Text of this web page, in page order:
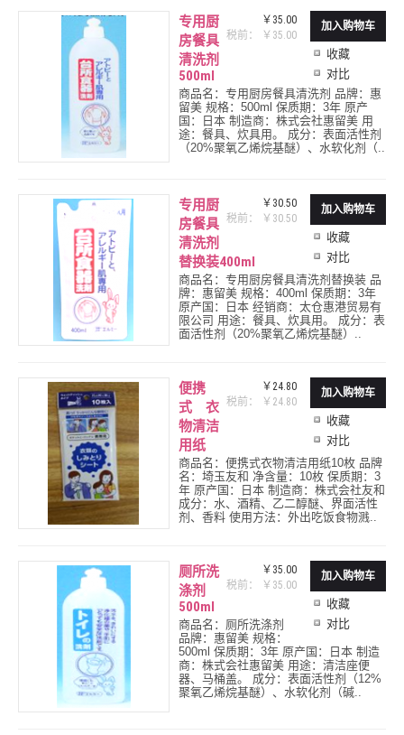
收藏
对比
￥35.00
税前： ￥35.00
专用厨
房餐具
清洗剂
500ml
商品名：专用厨房餐具清洗剂 品牌：惠
留美 规格：500ml 保质期：3年 原产
国：日本 制造商：株式会社惠留美 用
途：餐具、炊具用。 成分：表面活性剂
（20%聚氧乙烯烷基醚）、水软化剂（..
收藏
对比
￥30.50
税前： ￥30.50
专用厨
房餐具
清洗剂
替换装400ml
商品名：专用厨房餐具清洗剂替换装 品
牌：惠留美 规格：400ml 保质期：3年
原产国：日本 经销商：太仓惠港贸易有
限公司 用途：餐具、炊具用。 成分：表
面活性剂（20%聚氧乙烯烷基醚）..
收藏
对比
￥24.80
税前： ￥24.80
便携
式 衣
物清洁
用纸
商品名：便携式衣物清洁用纸10枚 品牌
名：埼玉友和 净含量：10枚 保质期：3
年 原产国：日本 制造商：株式会社友和
成分：水、酒精、乙二醇醚、界面活性
剂、香料 使用方法：外出吃饭食物溅..
收藏
对比
￥35.00
税前： ￥35.00
厕所洗
涤剂
500ml
商品名：厕所洗涤剂
品牌：惠留美 规格：
500ml 保质期：3年 原产国：日本 制造
商：株式会社惠留美 用途：清洁座便
器、马桶盖。 成分：表面活性剂（12%
聚氧乙烯烷基醚）、水软化剂（碱..